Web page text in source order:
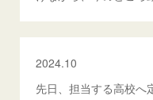
2024.10
先日、担当する高校へ